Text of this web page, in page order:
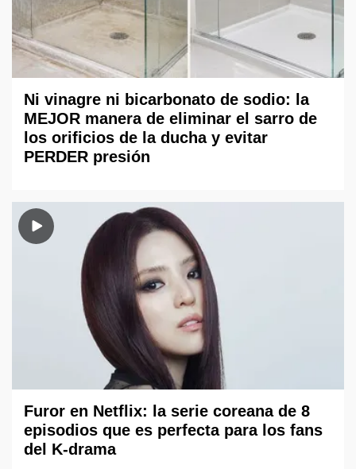
Ni vinagre ni bicarbonato de sodio: la
MEJOR manera de eliminar el sarro de
los orificios de la ducha y evitar
PERDER presión
Furor en Netflix: la serie coreana de 8
episodios que es perfecta para los fans
del K-drama